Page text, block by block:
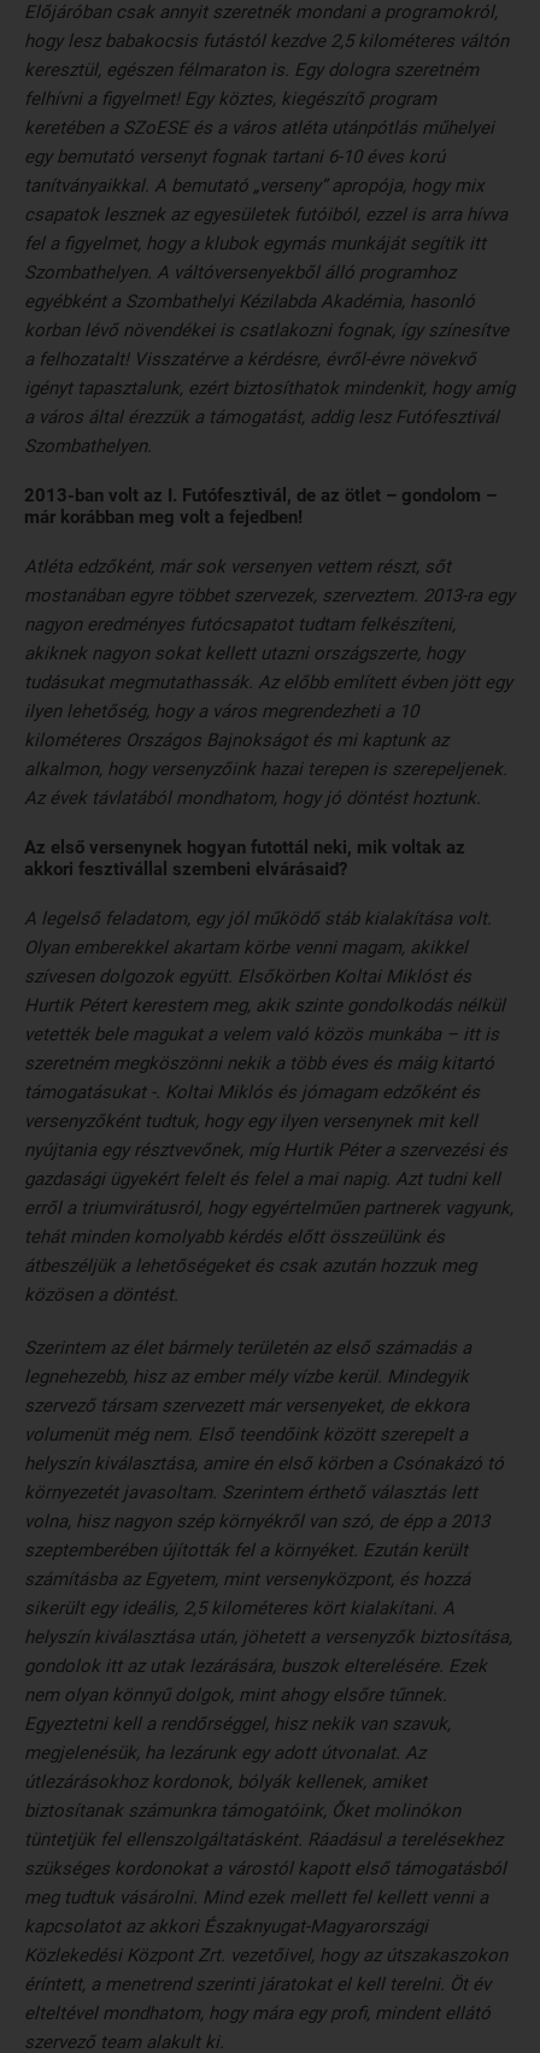
Előjáróban csak annyit szeretnék mondani a programokról,
hogy lesz babakocsis futástól kezdve 2,5 kilométeres váltón
keresztül, egészen félmaraton is. Egy dologra szeretném
felhívni a figyelmet! Egy köztes, kiegészítő program
keretében a SZoESE és a város atléta utánpótlás műhelyei
egy bemutató versenyt fognak tartani 6-10 éves korú
tanítványaikkal. A bemutató „verseny” apropója, hogy mix
csapatok lesznek az egyesületek futóiból, ezzel is arra hívva
fel a figyelmet, hogy a klubok egymás munkáját segítik itt
Szombathelyen. A váltóversenyekből álló programhoz
egyébként a Szombathelyi Kézilabda Akadémia, hasonló
korban lévő növendékei is csatlakozni fognak, így színesítve
a felhozatalt! Visszatérve a kérdésre, évről-évre növekvő
igényt tapasztalunk, ezért biztosíthatok mindenkit, hogy amíg
a város által érezzük a támogatást, addig lesz Futófesztivál
Szombathelyen.
2013-ban volt az I. Futófesztivál, de az ötlet – gondolom –
már korábban meg volt a fejedben!
Atléta edzőként, már sok versenyen vettem részt, sőt
mostanában egyre többet szervezek, szerveztem. 2013-ra egy
nagyon eredményes futócsapatot tudtam felkészíteni,
akiknek nagyon sokat kellett utazni országszerte, hogy
tudásukat megmutathassák. Az előbb említett évben jött egy
ilyen lehetőség, hogy a város megrendezheti a 10
kilométeres Országos Bajnokságot és mi kaptunk az
alkalmon, hogy versenyzőink hazai terepen is szerepeljenek.
Az évek távlatából mondhatom, hogy jó döntést hoztunk.
Az első versenynek hogyan futottál neki, mik voltak az
akkori fesztivállal szembeni elvárásaid?
A legelső feladatom, egy jól működő stáb kialakítása volt.
Olyan emberekkel akartam körbe venni magam, akikkel
szívesen dolgozok együtt. Elsőkörben Koltai Miklóst és
Hurtik Pétert kerestem meg, akik szinte gondolkodás nélkül
vetették bele magukat a velem való közös munkába – itt is
szeretném megköszönni nekik a több éves és máig kitartó
támogatásukat -. Koltai Miklós és jómagam edzőként és
versenyzőként tudtuk, hogy egy ilyen versenynek mit kell
nyújtania egy résztvevőnek, míg Hurtik Péter a szervezési és
gazdasági ügyekért felelt és felel a mai napig. Azt tudni kell
erről a triumvirátusról, hogy egyértelműen partnerek vagyunk,
tehát minden komolyabb kérdés előtt összeülünk és
átbeszéljük a lehetőségeket és csak azután hozzuk meg
közösen a döntést.
Szerintem az élet bármely területén az első számadás a
legnehezebb, hisz az ember mély vízbe kerül. Mindegyik
szervező társam szervezett már versenyeket, de ekkora
volumenüt még nem. Első teendőink között szerepelt a
helyszín kiválasztása, amire én első körben a Csónakázó tó
környezetét javasoltam. Szerintem érthető választás lett
volna, hisz nagyon szép környékről van szó, de épp a 2013
szeptemberében újították fel a környéket. Ezután került
számításba az Egyetem, mint versenyközpont, és hozzá
sikerült egy ideális, 2,5 kilométeres kört kialakítani. A
helyszín kiválasztása után, jöhetett a versenyzők biztosítása,
gondolok itt az utak lezárására, buszok elterelésére. Ezek
nem olyan könnyű dolgok, mint ahogy elsőre tűnnek.
Egyeztetni kell a rendőrséggel, hisz nekik van szavuk,
megjelenésük, ha lezárunk egy adott útvonalat. Az
útlezárásokhoz kordonok, bólyák kellenek, amiket
biztosítanak számunkra támogatóink, Őket molinókon
tüntetjük fel ellenszolgáltatásként. Ráadásul a terelésekhez
szükséges kordonokat a várostól kapott első támogatásból
meg tudtuk vásárolni. Mind ezek mellett fel kellett venni a
kapcsolatot az akkori Északnyugat-Magyarországi
Közlekedési Központ Zrt. vezetőivel, hogy az útszakaszokon
éríntett, a menetrend szerinti járatokat el kell terelni. Öt év
elteltével mondhatom, hogy mára egy profi, mindent ellátó
szervező team alakult ki.